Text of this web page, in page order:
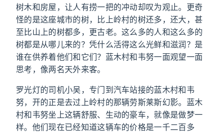
树木和房屋，让人有捞一把的冲动却叹为观止。更奇
怪的是这座城市的树，比上岭村的树还多，还大，甚
至比山上的树都多，更古老。这么多的人和这么多的
树都是从哪儿来的？凭什么活得这么光鲜和滋润？是
谁在供养着他们和它们？蓝木村和韦努一面观望一面
思考，像两名天外来客。
罗光灯的司机小吴，专门到汽车站接的蓝木村和韦
努，开的正是去过上岭村的那辆劳斯莱斯幻影。蓝木
村和韦努坐上这辆舒服、生动的豪车，就像是做梦一
样。他们现在已经知道这辆车的价格是一千二百多